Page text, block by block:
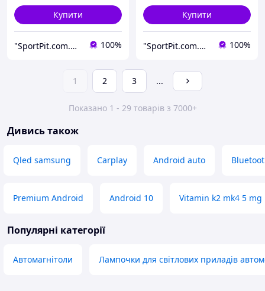
Купити
"SportPit.com.ua"- Интернет-магазин спортивного питания. 100%
Купити
"SportPit.com.ua"- Интернет-магазин спортивного питания. 100%
1 2 3 ...
Показано 1 - 29 товарів з 7000+
Дивись також
Qled samsung Carplay Android auto
Premium Android Android 10 Vitamin k2 mk4 5 mg
Популярні категорії
Автомагнітоли Лампочки для світлових приладів